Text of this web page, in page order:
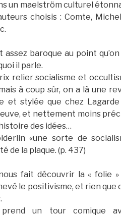
un maelström culturel
choisis : Comte,
baroque au point qu’on
il parle.
relier socialisme et
à coup sûr, on a là une
et stylée que chez
et nettement moins
des idées…
«une sorte de
de la plaque. (p. 437)
fait découvrir la « folie »
le positivisme, et rien que
un tour comique